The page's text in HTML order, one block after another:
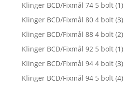
Klinger BCD/Fixmål 74 5 bolt (1)
Klinger BCD/Fixmål 80 4 bolt (3)
Klinger BCD/Fixmål 88 4 bolt (2)
Klinger BCD/Fixmål 92 5 bolt (1)
Klinger BCD/Fixmål 94 4 bolt (3)
Klinger BCD/Fixmål 94 5 bolt (4)